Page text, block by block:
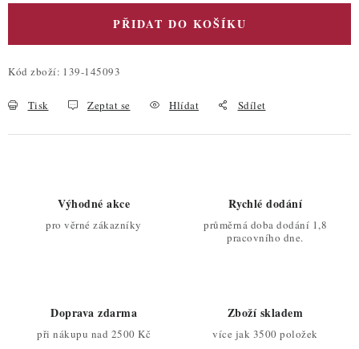
PŘIDAT DO KOŠÍKU
Kód zboží: 139-145093
Tisk Zeptat se Hlídat Sdílet
Výhodné akce
pro věrné zákazníky
Rychlé dodání
průměrná doba dodání 1,8
pracovního dne.
Doprava zdarma
při nákupu nad 2500 Kč
Zboží skladem
více jak 3500 položek